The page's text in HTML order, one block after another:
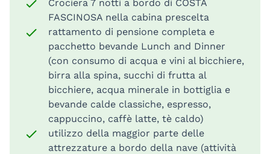
Crociera 7 notti a bordo di COSTA
FASCINOSA nella cabina prescelta
rattamento di pensione completa e
pacchetto bevande Lunch and Dinner
(con consumo di acqua e vini al bicchiere,
birra alla spina, succhi di frutta al
bicchiere, acqua minerale in bottiglia e
bevande calde classiche, espresso,
cappuccino, caffè latte, tè caldo)
utilizzo della maggior parte delle
attrezzature a bordo della nave (attività